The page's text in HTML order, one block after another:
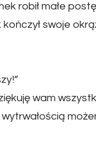
robił małe
swoje
wam
wytrwałością